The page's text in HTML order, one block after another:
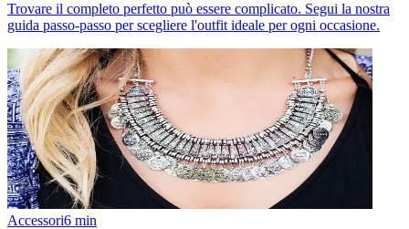
Trovare il completo perfetto può essere complicato. Segui la nostra
guida passo-passo per scegliere l'outfit ideale per ogni occasione.
Accessori6 min